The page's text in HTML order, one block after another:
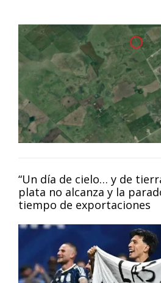
“Un día de cielo… y de
plata no alcanza y la
tiempo de exportaciones